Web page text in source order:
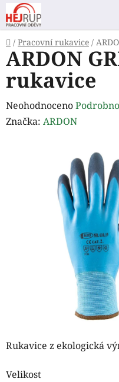
Přejít
na
obsah
Domů
/ Pracovní rukavice /
Rukavice z ekologická
Velikost
ARDON
rukavice
Průměrné
hodnocení
Neohodnoceno
Značka: ARDON